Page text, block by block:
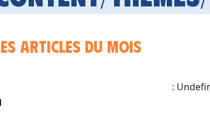
articles du mois
: